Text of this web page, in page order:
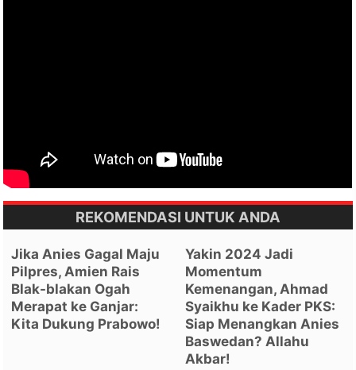
REKOMENDASI UNTUK ANDA
Jika Anies Gagal Maju
Pilpres, Amien Rais
Blak-blakan Ogah
Merapat ke Ganjar:
Kita Dukung Prabowo!
Yakin 2024 Jadi
Momentum
Kemenangan, Ahmad
Syaikhu ke Kader PKS:
Siap Menangkan Anies
Baswedan? Allahu
Akbar!